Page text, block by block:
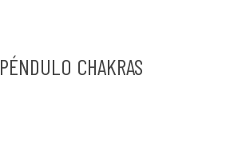
PÉNDULO CHAKRAS